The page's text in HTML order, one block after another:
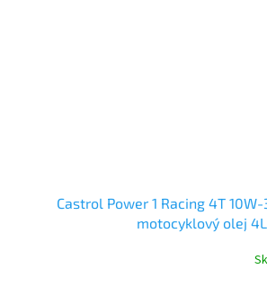
Castrol Power 1 Racing 4T
motocyklový olej 4L